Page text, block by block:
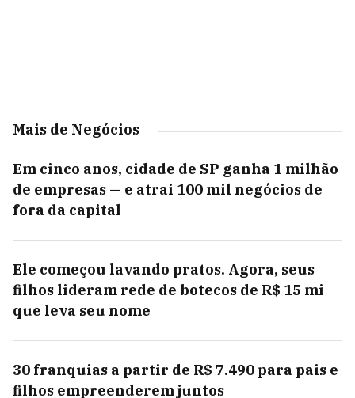
Mais de Negócios
Em cinco anos, cidade de SP ganha 1 milhão
de empresas — e atrai 100 mil negócios de
fora da capital
Ele começou lavando pratos. Agora, seus
filhos lideram rede de botecos de R$ 15 mi
que leva seu nome
30 franquias a partir de R$ 7.490 para pais e
filhos empreenderem juntos